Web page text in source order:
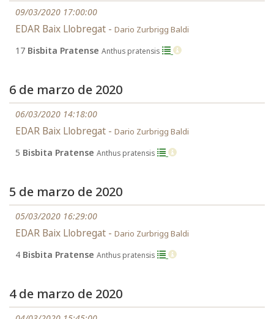
09/03/2020 17:00:00
EDAR Baix Llobregat - Dario Zurbrigg Baldi
17 Bisbita Pratense Anthus pratensis
6 de marzo de 2020
06/03/2020 14:18:00
EDAR Baix Llobregat - Dario Zurbrigg Baldi
5 Bisbita Pratense Anthus pratensis
5 de marzo de 2020
05/03/2020 16:29:00
EDAR Baix Llobregat - Dario Zurbrigg Baldi
4 Bisbita Pratense Anthus pratensis
4 de marzo de 2020